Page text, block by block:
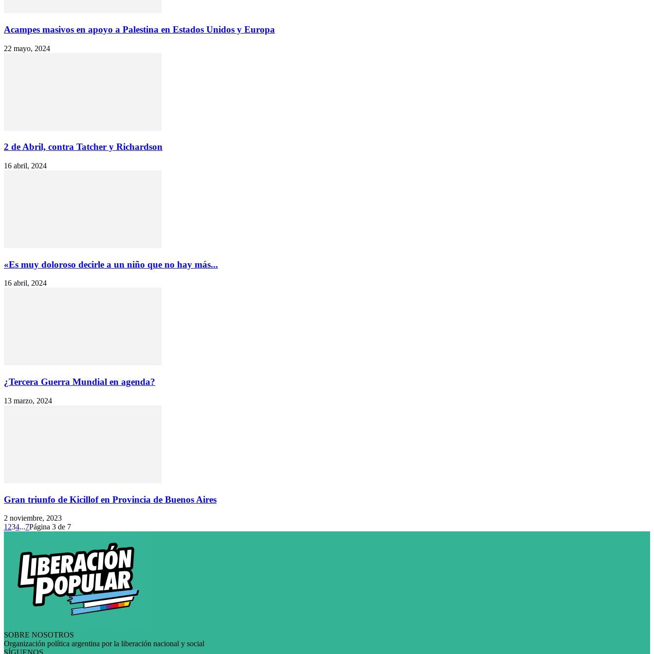
Acampes masivos en apoyo a Palestina en Estados Unidos y Europa
22 mayo, 2024
2 de Abril, contra Tatcher y Richardson
16 abril, 2024
«Es muy doloroso decirle a un niño que no hay más...
16 abril, 2024
¿Tercera Guerra Mundial en agenda?
13 marzo, 2024
Gran triunfo de Kicillof en Provincia de Buenos Aires
2 noviembre, 2023
1 234...7Página 3 de 7
SOBRE NOSOTROS
Organización política argentina por la liberación nacional y social